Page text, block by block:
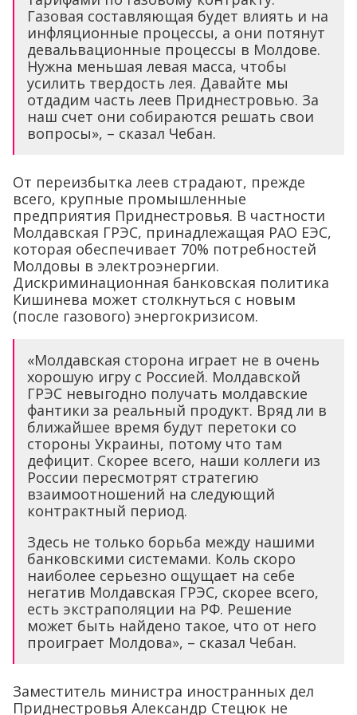
Газовая составляющая будет влиять и на
инфляционные процессы, а они потянут
девальвационные процессы в Молдове.
Нужна меньшая левая масса, чтобы
усилить твердость лея. Давайте мы
отдадим часть леев Приднестровью. За
наш счет они собираются решать свои
вопросы», – сказал Чебан.
От переизбытка леев страдают, прежде
всего, крупные промышленные
предприятия Приднестровья. В частности
Молдавская ГРЭС, принадлежащая РАО ЕЭС,
которая обеспечивает 70% потребностей
Молдовы в электроэнергии.
Дискриминационная банковская политика
Кишинева может столкнуться с новым
(после газового) энергокризисом.
«Молдавская сторона играет не в очень
хорошую игру с Россией. Молдавской
ГРЭС невыгодно получать молдавские
фантики за реальный продукт. Вряд ли в
ближайшее время будут перетоки со
стороны Украины, потому что там
дефицит. Скорее всего, наши коллеги из
России пересмотрят стратегию
взаимоотношений на следующий
контрактный период.
Здесь не только борьба между нашими
банковскими системами. Коль скоро
наиболее серьезно ощущает на себе
негатив Молдавская ГРЭС, скорее всего,
есть экстраполяции на РФ. Решение
может быть найдено такое, что от него
проиграет Молдова», – сказал Чебан.
Заместитель министра иностранных дел
Приднестровья Александр Стецюк не